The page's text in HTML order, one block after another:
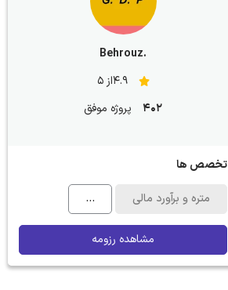
.Behrouz
4.9از 5
402
پروژه موفق
تخصص ها
متره و برآورد مالی ...
مشاهده رزومه